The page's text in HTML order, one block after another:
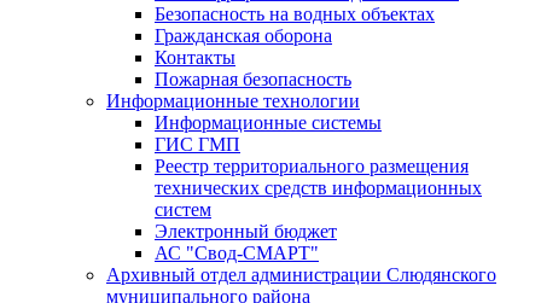
Безопасность на водных объектах
Гражданская оборона
Контакты
Пожарная безопасность
Информационные технологии
Информационные системы
ГИС ГМП
Реестр территориального размещения
технических средств информационных
систем
Электронный бюджет
АС "Свод-СМАРТ"
Архивный отдел администрации Слюдянского
муниципального района